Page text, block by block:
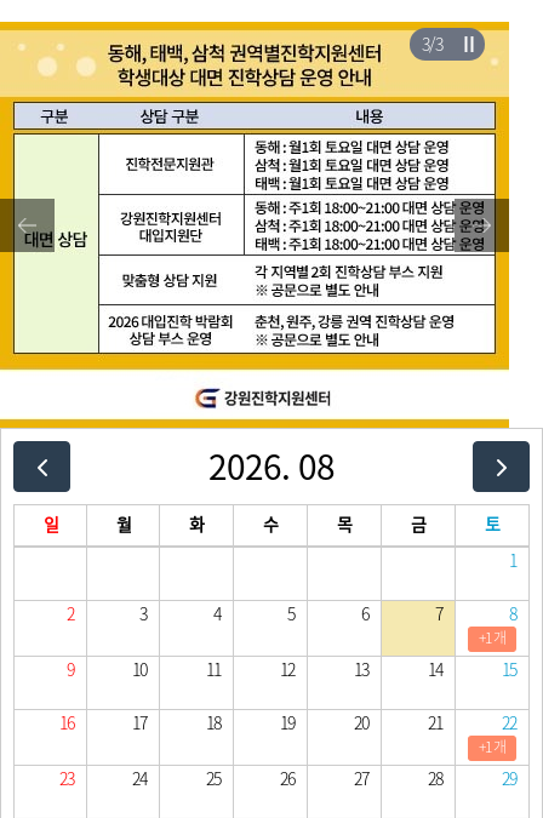
3/3
2026. 08
일 월 화 수 목 금
토
1
2 3 4 5 6 7 8
+1 개
9 10 11 12 13 14 15
16 17 18 19 20 21 22
+1 개
23 24 25 26 27 28 29